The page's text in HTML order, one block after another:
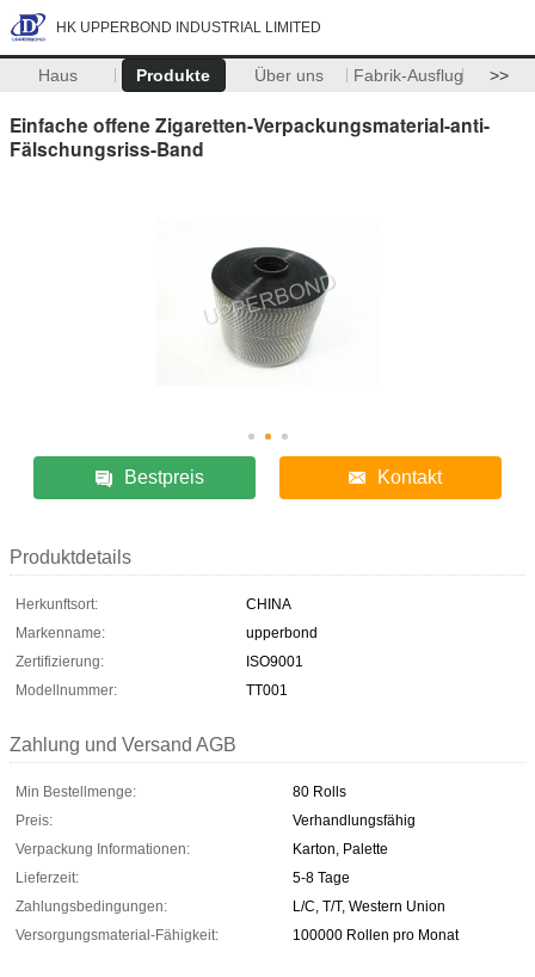
HK UPPERBOND INDUSTRIAL LIMITED
Haus Produkte Über uns Fabrik-Ausflug >>
Einfache offene Zigaretten-Verpackungsmaterial-anti-
Fälschungsriss-Band
Bestpreis Kontakt
Produktdetails
Herkunftsort:
CHINA
Markenname:
upperbond
Zertifizierung:
ISO9001
Modellnummer:
TT001
Zahlung und Versand AGB
Min Bestellmenge:
80 Rolls
Preis:
Verhandlungsfähig
Verpackung Informationen:
Karton, Palette
Lieferzeit:
5-8 Tage
Zahlungsbedingungen:
L/C, T/T, Western Union
Versorgungsmaterial-Fähigkeit:
100000 Rollen pro Monat